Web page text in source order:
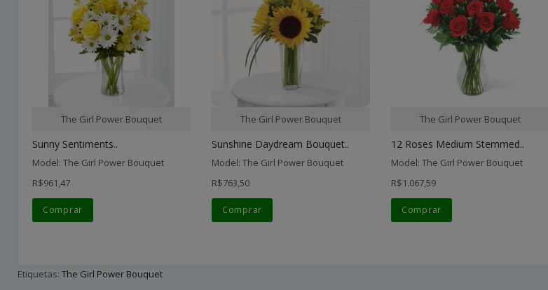
The Girl Power Bouquet
Sunny Sentiments..
Model: The Girl Power Bouquet
R$961,47
Comprar
The Girl Power Bouquet
Sunshine Daydream Bouquet..
Model: The Girl Power Bouquet
R$763,50
Comprar
The Girl Power Bouquet
12 Roses Medium Stemmed..
Model: The Girl Power Bouquet
R$1.067,59
Comprar
Etiquetas: The Girl Power Bouquet